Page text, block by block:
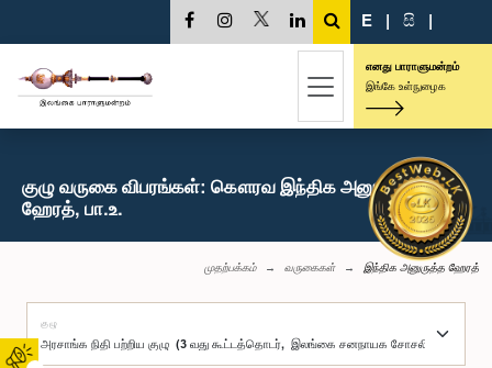
E | සි |
எனது பாராளுமன்றம்
இங்கே உள்நுழைக
குழு வருகை விபரங்கள்: கௌரவ இந்திக அனுருத்த
ஹேரத், பா.உ.
முதற்பக்கம் வருகைகள் இந்திக அனுருத்த ஹேரத்
குழு